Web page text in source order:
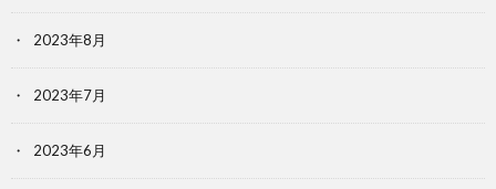
2023年8月
2023年7月
2023年6月